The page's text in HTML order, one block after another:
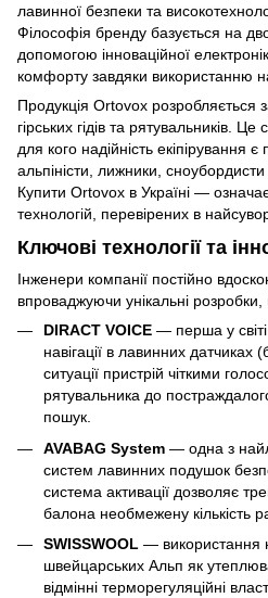
лавинної безпеки та
Філософія бренду базується на
допомогою інноваційної
комфорту завдяки використанню
Продукція Ortovox розробляється
гірських гідів та рятувальників.
для кого надійність екіпірування
альпіністи, лижники, сноубордисти
Купити Ortovox в Україні —
технологій, перевірених в
Ключові технології та
Інженери компанії постійно
впроваджуючи унікальні
DIRACT VOICE — перша у світі
навігації в лавинних датчиках
ситуації пристрій чіткими
рятувальника до
пошук.
AVABAG System — одна з
систем лавинних подушок
система активації дозволяє
балона необмежену кількість
SWISSWOOL — використання
швейцарських Альп як
відмінні терморегуляційні